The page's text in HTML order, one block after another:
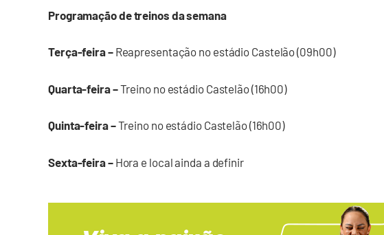
Programação de treinos da semana
Terça-feira – Reapresentação no estádio Castelão (09h00)
Quarta-feira –Treino no estádio Castelão (16h00)
Quinta-feira –Treino no estádio Castelão (16h00)
Sexta-feira – Hora e local ainda a definir